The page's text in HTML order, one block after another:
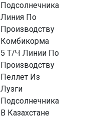
Подсолнечника
Линия По
Производству
Комбикорма
5 Т/Ч Линии По
Производству
Пеллет Из
Лузги
Подсолнечника
В Казахстане